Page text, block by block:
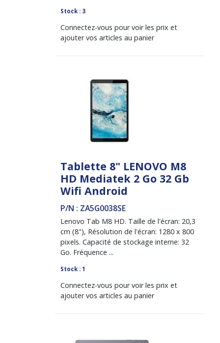
Stock : 3
Connectez-vous pour voir les prix et
ajouter vos articles au panier
Tablette 8" LENOVO M8
HD Mediatek 2 Go 32 Gb
Wifi Android
P/N : ZA5G0038SE
Lenovo Tab M8 HD. Taille de l'écran: 20,3
cm (8"), Résolution de l'écran: 1280 x 800
pixels. Capacité de stockage interne: 32
Go. Fréquence ...
Stock : 1
Connectez-vous pour voir les prix et
ajouter vos articles au panier